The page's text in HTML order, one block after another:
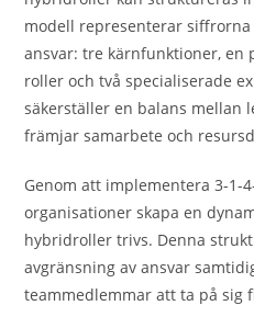
modell representerar
ansvar: tre kärnfunktioner, en
roller och två specialiserade
säkerställer en balans mellan
främjar samarbete och
Genom att implementera 3-1-
organisationer skapa en
hybridroller trivs. Denna
avgränsning av ansvar
teammedlemmar att ta på sig